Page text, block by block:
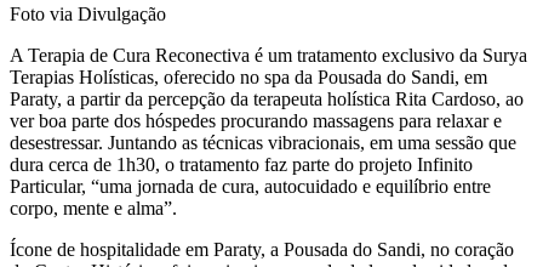
Foto via Divulgação
A Terapia de Cura Reconectiva é um tratamento exclusivo da Surya
Terapias Holísticas, oferecido no spa da Pousada do Sandi, em
Paraty, a partir da percepção da terapeuta holística Rita Cardoso, ao
ver boa parte dos hóspedes procurando massagens para relaxar e
desestressar. Juntando as técnicas vibracionais, em uma sessão que
dura cerca de 1h30, o tratamento faz parte do projeto Infinito
Particular, “uma jornada de cura, autocuidado e equilíbrio entre
corpo, mente e alma”.
Ícone de hospitalidade em Paraty, a Pousada do Sandi, no coração